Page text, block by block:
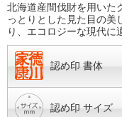
北海道産間伐財を用いた
っとりとした見た目の美
り、エコロジーな現代に
認め印 書体
認め印 サイズ